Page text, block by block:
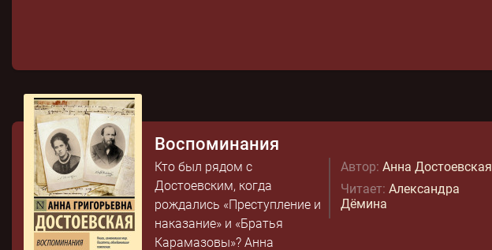
Воспоминания
Автор: Анна Достоевская
Читает: Александра
Дёмина
Кто был рядом с
Достоевским, когда
рождались «Преступление и
наказание» и «Братья
Карамазовы»? Анна